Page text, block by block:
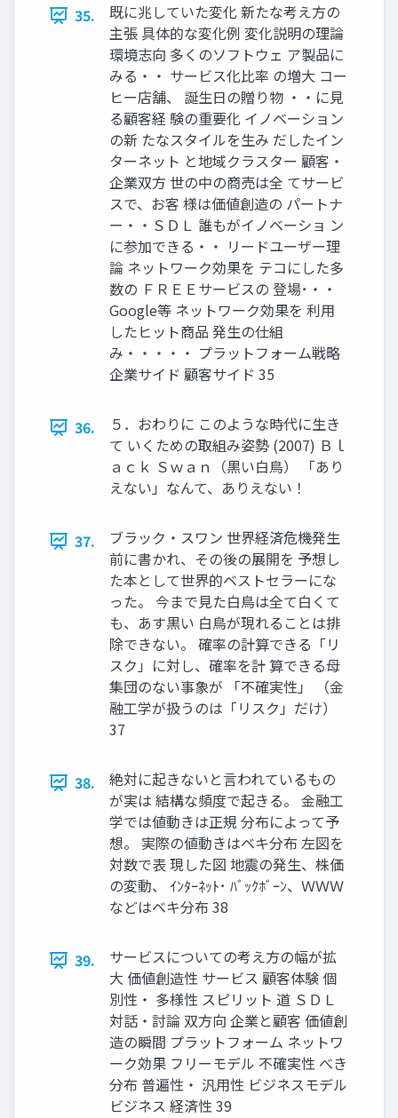
35.
既に兆していた変化 新たな考え方の
主張 具体的な変化例 変化説明の理論
環境志向 多くのソフトウェ ア製品に
みる・・ サービス化比率 の増大 コー
ヒー店舗、 誕生日の贈り物 ・・に見
る顧客経 験の重要化 イノベーション
の新 たなスタイルを生み だしたイン
ターネット と地域クラスター 顧客・
企業双方 世の中の商売は全 てサービ
スで、お客 様は価値創造の パートナ
ー・・ＳＤＬ 誰もがイノベーショ ン
に参加できる・・ リードユーザー理
論 ネットワーク効果を テコにした多
数の ＦＲＥＥサービスの 登場･・・
Google等 ネットワーク効果を 利用
したヒット商品 発生の仕組
み・・・・・ プラットフォーム戦略
企業サイド 顧客サイド 35
36.
５．おわりに このような時代に生き
て いくための取組み姿勢 (2007) Ｂｌ
ａｃｋ Ｓｗａｎ（黒い白鳥） 「あり
えない」なんて、ありえない！
37.
ブラック・スワン 世界経済危機発生
前に書かれ、その後の展開を 予想し
た本として世界的ベストセラーにな
った。 今まで見た白鳥は全て白くて
も、あす黒い 白鳥が現れることは排
除できない。 確率の計算できる「リ
スク」に対し、確率を計 算できる母
集団のない事象が 「不確実性」 （金
融工学が扱うのは「リスク」だけ）
37
38.
絶対に起きないと言われているもの
が実は 結構な頻度で起きる。 金融工
学では値動きは正規 分布によって予
想。 実際の値動きはベキ分布 左図を
対数で表 現した図 地震の発生、株価
の変動、 ｲﾝﾀｰﾈｯﾄ･ ﾊﾞｯｸﾎﾞｰﾝ、ＷＷＷ
などはベキ分布 38
39.
サービスについての考え方の幅が拡
大 価値創造性 サービス 顧客体験 個
別性・ 多様性 スピリット 道 ＳＤＬ
対話・討論 双方向 企業と顧客 価値創
造の瞬間 プラットフォーム ネットワ
ーク効果 フリーモデル 不確実性 べき
分布 普遍性・ 汎用性 ビジネスモデル
ビジネス 経済性 39